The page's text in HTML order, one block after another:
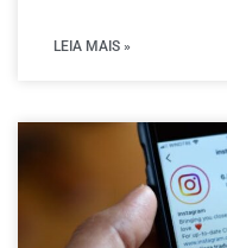
LEIA MAIS »